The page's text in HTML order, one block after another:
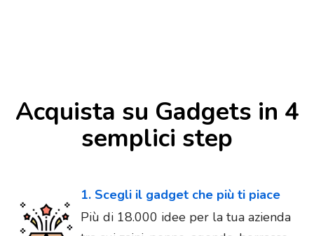
Acquista su Gadgets in 4
semplici step
1. Scegli il gadget che più ti piace
Più di 18.000 idee per la tua azienda